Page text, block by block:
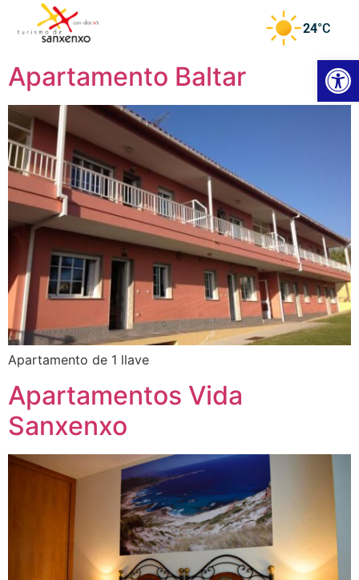
24°C
Apartamento Baltar
Apartamento de 1 llave
Apartamentos Vida
Sanxenxo
Abrir